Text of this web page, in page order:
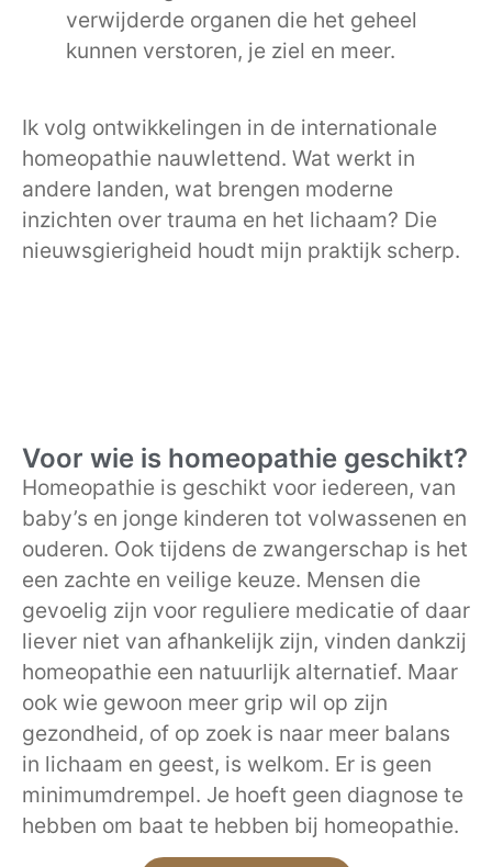
verwijderde organen die het geheel
kunnen verstoren, je ziel en meer.
Ik volg ontwikkelingen in de internationale
homeopathie nauwlettend. Wat werkt in
andere landen, wat brengen moderne
inzichten over trauma en het lichaam? Die
nieuwsgierigheid houdt mijn praktijk scherp.
Voor wie is homeopathie geschikt?
Homeopathie is geschikt voor iedereen, van
baby’s en jonge kinderen tot volwassenen en
ouderen. Ook tijdens de zwangerschap is het
een zachte en veilige keuze. Mensen die
gevoelig zijn voor reguliere medicatie of daar
liever niet van afhankelijk zijn, vinden dankzij
homeopathie een natuurlijk alternatief. Maar
ook wie gewoon meer grip wil op zijn
gezondheid, of op zoek is naar meer balans
in lichaam en geest, is welkom. Er is geen
minimumdrempel. Je hoeft geen diagnose te
hebben om baat te hebben bij homeopathie.